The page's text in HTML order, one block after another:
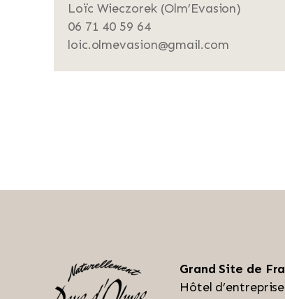
Loïc Wieczorek (Olm’Evasion)
06 71 40 59 64
loic.olmevasion@gmail.com
Grand Site de
Hôtel